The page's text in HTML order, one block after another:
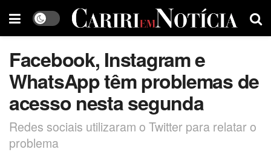
Facebook, Instagram e
WhatsApp têm problemas de
acesso nesta segunda
Redes sociais utilizaram o Twitter para relatar o
problema